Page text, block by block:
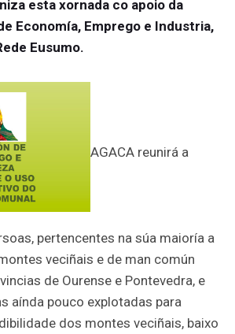
esta xornada co apoio da
Economía, Emprego e Industria,
Eusumo.
AGACA reunirá a
pertencentes na súa maioría a
veciñais e de man común
de Ourense e Pontevedra, e
aínda pouco explotadas para
dos montes veciñais, baixo